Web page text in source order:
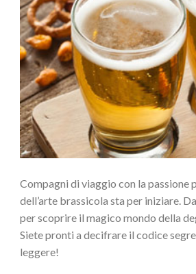
Compagni di viaggio con la
dell’arte brassicola sta per iniziare.
per scoprire il magico mondo della
Siete pronti a decifrare il codice
leggere!